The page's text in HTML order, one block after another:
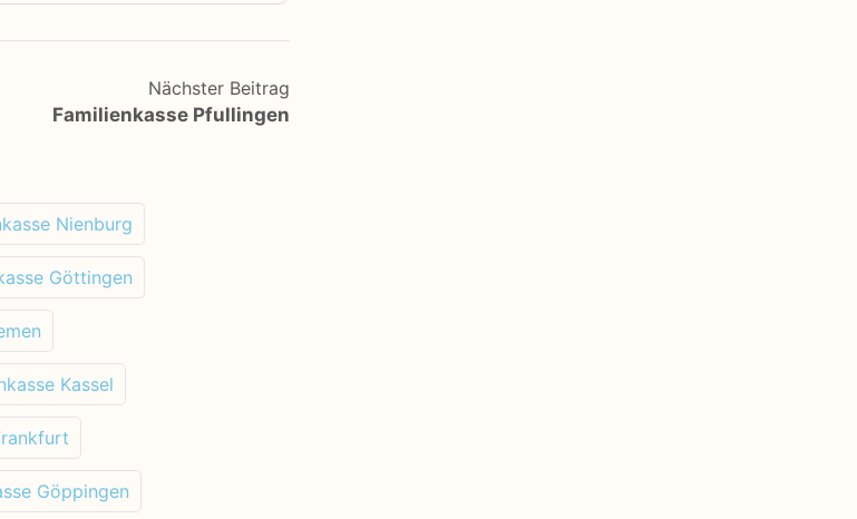
Nächster Beitrag
Familienkasse Pfullingen
Nienburg
Göttingen
Kassel
Göppingen